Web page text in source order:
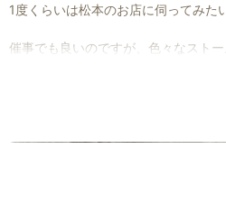
1度くらいは松本のお店に伺ってみた
催事でも良いのですが、色々なスト